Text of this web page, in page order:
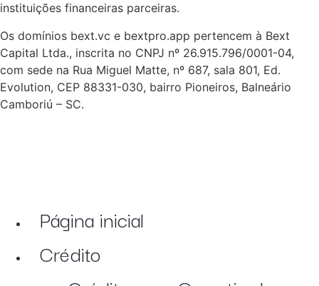
instituições financeiras parceiras.
Os domínios bext.vc e bextpro.app pertencem à Bext
Capital Ltda., inscrita no CNPJ nº 26.915.796/0001-04,
com sede na Rua Miguel Matte, nº 687, sala 801, Ed.
Evolution, CEP 88331-030, bairro Pioneiros, Balneário
Camboriú – SC.
Página inicial
Crédito